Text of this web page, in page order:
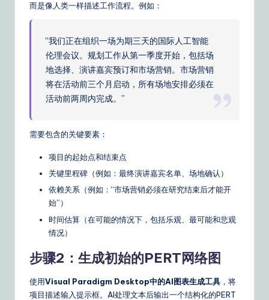
而是像人类一样描述工作流程。例如：
“我们正在组织一场为期三天的国际人工智能
伦理会议。规划工作从第一季度开始，包括场
地选择、演讲嘉宾预订和市场营销。市场营销
将在活动前三个月启动，所有场地安排必须在
活动前两周内完成。”
需要包含的关键要素：
项目的起始点和结束点
关键里程碑（例如：最终演讲嘉宾名单、场地确认）
依赖关系（例如：“市场营销必须在研究结束后才能开
始”）
时间估算（在可能的情况下，包括乐观、最可能和悲观
情况）
步骤2：生成初始的PERT网络图
使用Visual Paradigm Desktop中的AI图表生成工具 ，将
项目描述输入提示框。AI处理文本后输出一个结构化的PERT